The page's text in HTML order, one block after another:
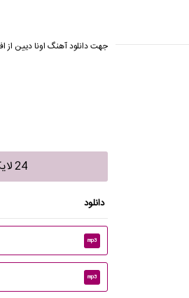
جهت دانلود آهنگ اونا دیین از
24 لایک
دانلود
mp3
mp3